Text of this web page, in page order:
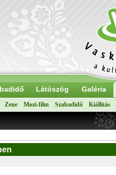
Látószög Galéria
Zene Mozi-film Szabadidő Kiállítás